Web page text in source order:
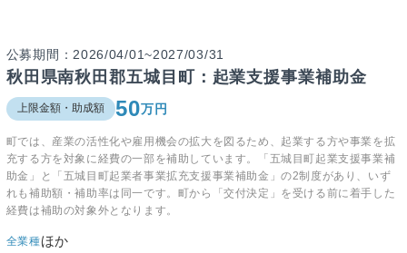
公募期間：2026/04/01~2027/03/31
秋田県南秋田郡五城目町：起業支援事業補助金
上限金額・助成額 50万円
町では、産業の活性化や雇用機会の拡大を図るため、起業する方や事業を拡
充する方を対象に経費の一部を補助しています。「五城目町起業支援事業補
助金」と「五城目町起業者事業拡充支援事業補助金」の2制度があり、いず
れも補助額・補助率は同一です。町から「交付決定」を受ける前に着手した
経費は補助の対象外となります。
全業種ほか